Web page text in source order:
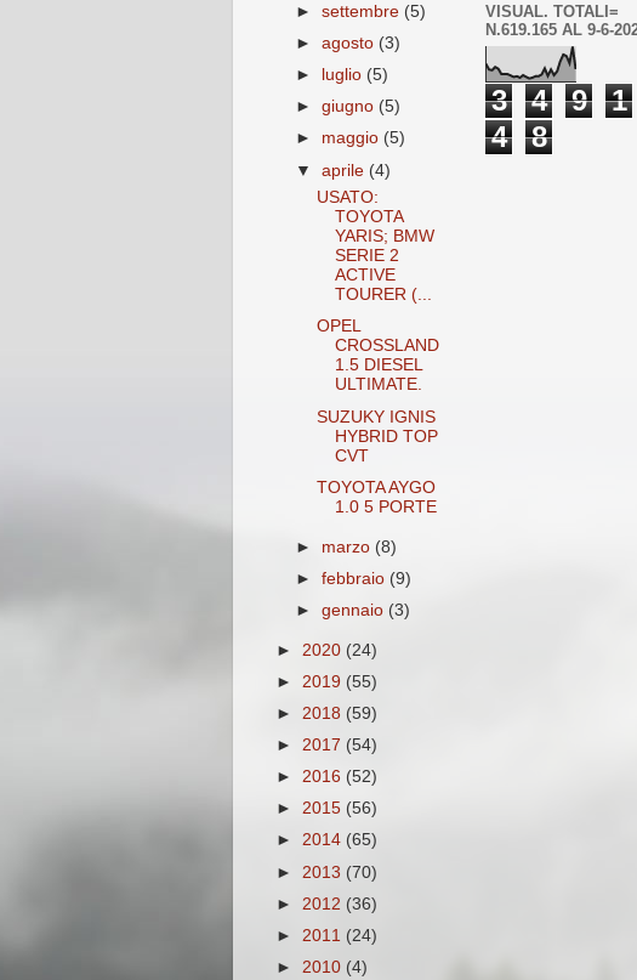
►settembre (5)
►agosto (3)
►
luglio (5)
►giugno (5)
► maggio (5)
▼aprile (4)
USATO:
TOYOTA
YARIS; BMW
SERIE 2
ACTIVE
TOURER (...
OPEL
CROSSLAND
1.5 DIESEL
ULTIMATE.
SUZUKY IGNIS
HYBRID TOP
CVT
TOYOTA AYGO
1.0 5 PORTE
► marzo (8)
►febbraio (9)
►gennaio (3)
► 2020 (24)
► 2019 (55)
► 2018 (59)
► 2017 (54)
► 2016 (52)
► 2015 (56)
► 2014 (65)
► 2013 (70)
► 2012 (36)
► 2011 (24)
► 2010 (4)
VISUAL. TOTALI=
N.619.165 AL 9-6-
3 4 9
1
4
8